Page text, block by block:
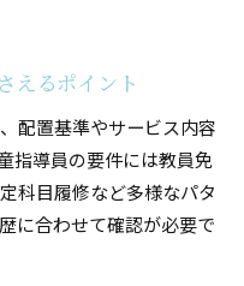
職員資格と昇進の関係
ト紹介
配置基準をわかりやす
活用ポイント
算対象とするメリット
えるポイント
配置基準やサービス内容
指導員の要件には教員免
科目履修など多様なパタ
に合わせて確認が必要で